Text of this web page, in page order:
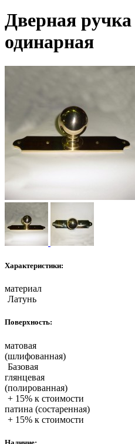
Дверная
одинарная
Характеристики:
материал
Латунь
Поверхность:
матовая
(шлифованная)
Базовая
глянцевая
(полированная)
+ 15% к стоимости
патина (состаренная)
+ 15% к стоимости